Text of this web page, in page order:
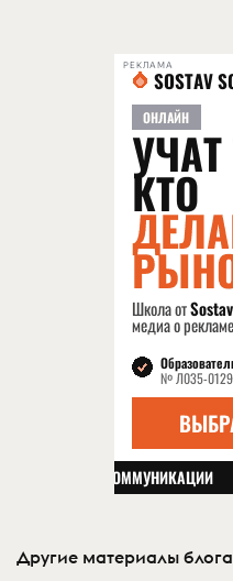
РЕКЛАМА
Другие материалы блога